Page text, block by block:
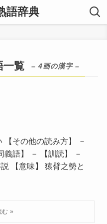
語辞典
一覧 – 4画の漢字 –
【その他の読み方】 －
義語】 － 【訓読】 －
【意味】 猿臂之勢と